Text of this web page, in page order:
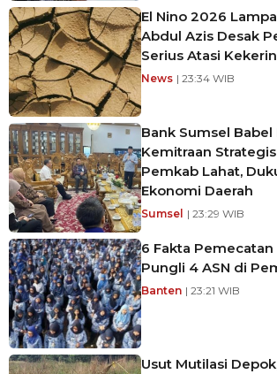
El Nino 2026
Abdul Azis Desak
Serius Atasi
News | 23:34 WIB
Bank Sumsel
Kemitraan
Pemkab Lahat,
Ekonomi Daerah
Sumsel | 23:29 WIB
6 Fakta Pemecatan
Pungli 4 ASN di
Banten | 23:21 WIB
Usut Mutilasi